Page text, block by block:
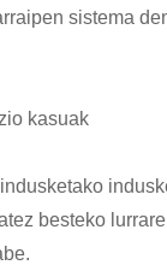
sistema
kasuak
besteko